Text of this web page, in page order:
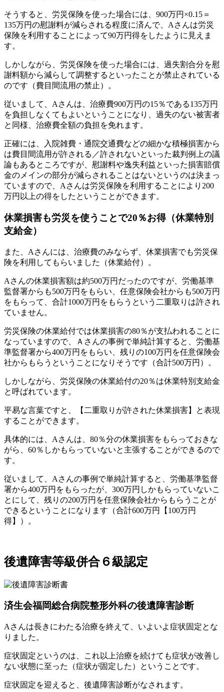
そうすると、労災保険を使った場合には、900万円×0.15＝
135万円の慰謝料が減らされる程度に済んで、Aさんは労災
保険を利用することによって90万円得をしたように見えま
す。
しかしながら、労災保険を使った場合には、過失割合分を慰
謝料額から減らして調整するといったことが禁止されている
のです（費目間流用の禁止）。
従いまして、Aさんは、治療費900万円の15％である135万円
を負担しなくてもよいということになり、過失のない被害者
と同様、治療費全額の負担を免れます。
正確には、入院雑費・通院交通費などの細かな積極損害から
は費目間流用が許される／許されないといった裁判例上の議
論もあるところですが、慰謝料や逸失利益といった損害賠償
金のメインの部分が減らされることはないというのは決まっ
ていますので、Aさんは労災保険を利用することにより200
万円以上の得をしたということができます。
休業損害も労災を使うことで20％お得（休業特別
支給金）
また、Aさんには、治療費のみならず、休業損害でも労災保
険を利用してもらいました（休業給付）。
Aさんの休業損害額は約500万円だったのですが、労働基準
監督署からも500万円をもらい、任意保険会社からも500万円
をもらって、合計1000万円をもらうという二重取りは許され
ていません。
労災保険の休業給付では休業損害の80％が支払われることに
なっていますので、Ａさんの事例で単純計算すると、労働基
準監督署から400万円をもらい、残りの100万円を任意保険会
社からもらうということになりそうです（合計500万円）。
しかしながら、労災保険の休業給付の20％は休業特別支給金
と呼ばれています。
平易な言葉ですと、【二重取りが許された休業損害】と表現
することができます。
具体的には、Aさんは、80％分の休業損害をもらっておきな
がら、60％しかもらっていないと主張することができるので
す。
従いまして、Aさんの事例で単純計算すると、労働基準監督
署から400万円をもらったが、300万円しかもらっていないこ
とにして、残りの200万円を任意保険会社からもらうことが
できるということになります（合計600万円【100万円
得】）。
後遺障害等級併合６級認定
済生会福岡総合病院整形外科の後遺障害診断
Aさんは長きにわたる治療を終えて、いよいよ症状固定とな
りました。
症状固定というのは、これ以上治療を続けても症状が改善し
ない状態に至った（症状が固定した）ということです。
症状固定を迎えると、後遺障害診断がなされます。